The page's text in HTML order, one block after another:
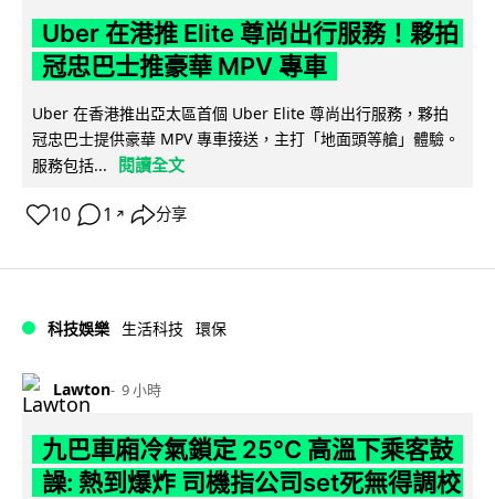
Uber 在港推 Elite 尊尚出行服務！夥拍
冠忠巴士推豪華 MPV 專車
Uber 在香港推出亞太區首個 Uber Elite 尊尚出行服務，夥拍
冠忠巴士提供豪華 MPV 專車接送，主打「地面頭等艙」體驗。
服務包括...
閱讀全文
10 1 ↗ 分享
科技娛樂 生活科技 環保
Lawton 9 小時
九巴車廂冷氣鎖定 25°C 高溫下乘客鼓
譟: 熱到爆炸 司機指公司set死無得調校